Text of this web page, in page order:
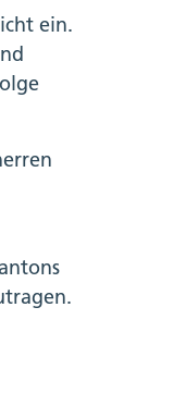
ein.